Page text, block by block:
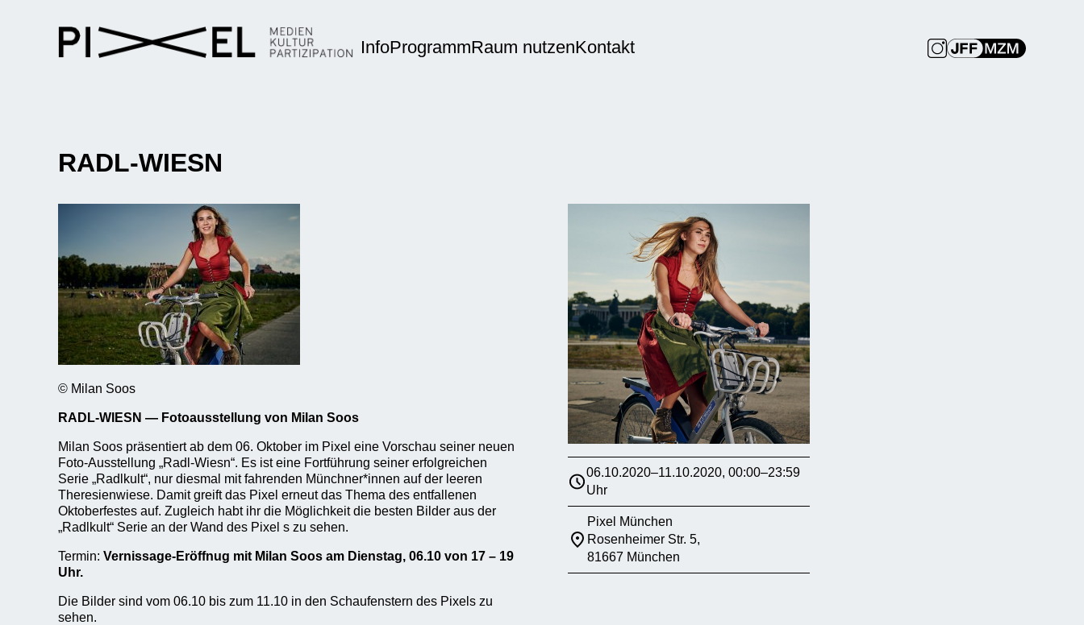
InfoProgrammRaum nutzenKontakt
RADL-WIESN
© Milan Soos
RADL-WIESN — Fotoausstellung von Milan Soos
Milan Soos präsentiert ab dem 06. Oktober im Pixel eine Vorschau seiner neuen
Foto-Ausstellung „Radl-Wiesn“. Es ist eine Fortführung seiner erfolgreichen
Serie „Radlkult“, nur diesmal mit fahrenden Münchner*innen auf der leeren
Theresienwiese. Damit greift das Pixel erneut das Thema des entfallenen
Oktoberfestes auf. Zugleich habt ihr die Möglichkeit die besten Bilder aus der
„Radlkult“ Serie an der Wand des Pixel s zu sehen.
Termin: Vernissage-Eröffnug mit Milan Soos am Dienstag, 06.10 von 17 – 19
Uhr.
Die Bilder sind vom 06.10 bis zum 11.10 in den Schaufenstern des Pixels zu
sehen.
06.10.2020–11.10.2020, 00:00–23:59
Uhr
Pixel München
Rosenheimer Str. 5,
81667 München